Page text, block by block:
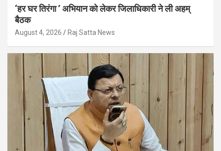
‘हर घर तिरंगा ’ अभियान को लेकर जिलाधिकारी ने ली अहम्
बैठक
August 4, 2026 Raj Satta News